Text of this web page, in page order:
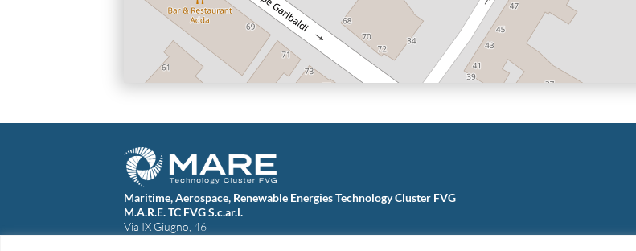
Maritime, Aerospace, Renewable Energies Technology Cluster FVG
M.A.R.E. TC FVG S.c.ar.l.
Via IX Giugno, 46